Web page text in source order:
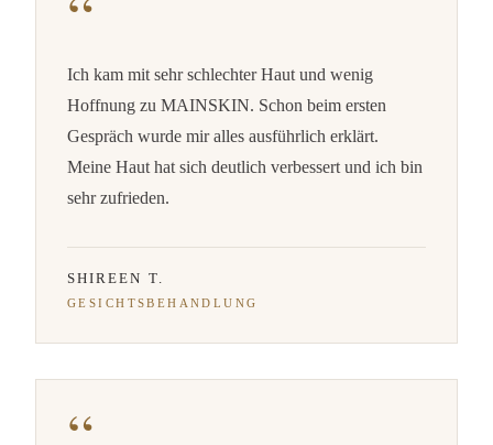
Ich kam mit sehr schlechter Haut und wenig
Hoffnung zu MAINSKIN. Schon beim ersten
Gespräch wurde mir alles ausführlich erklärt.
Meine Haut hat sich deutlich verbessert und ich bin
sehr zufrieden.
SHIREEN T.
GESICHTSBEHANDLUNG